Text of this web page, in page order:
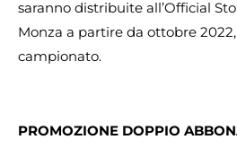
saranno distribuite all’Official
Monza a partire da ottobre
campionato.
PROMOZIONE DOPPIO